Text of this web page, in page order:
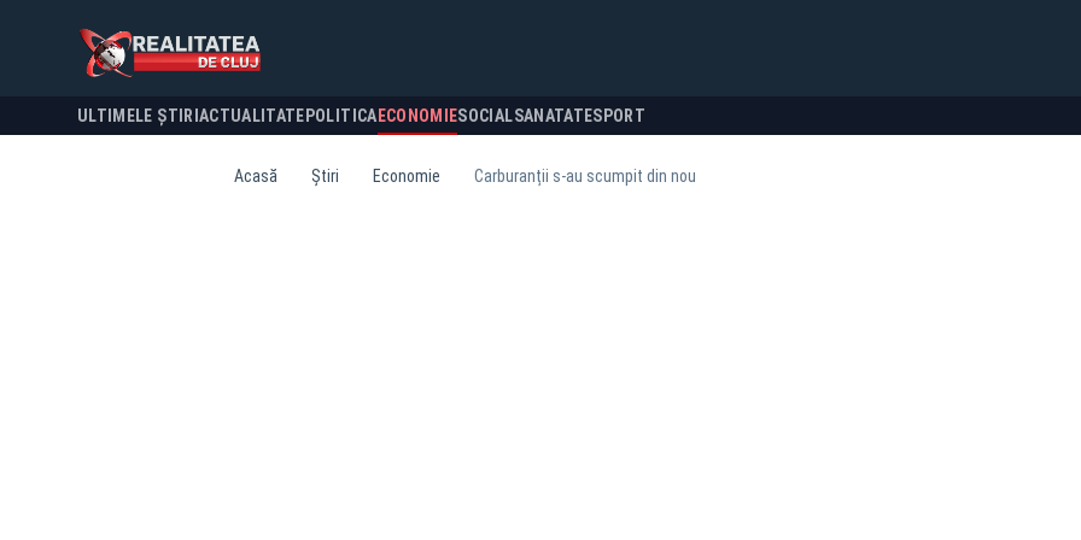
ULTIMELE ȘTIRI ACTUALITATE POLITICA ECONOMIESOCIALSANATATESPORT
Acasă Știri Economie Carburanții s-au scumpit din nou